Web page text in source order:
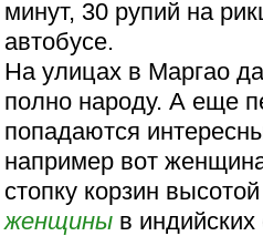
минут, 30 рупий на
автобусе.
На улицах в Маргао
полно народу. А еще
попадаются
например вот
стопку корзин
женщины в индийских